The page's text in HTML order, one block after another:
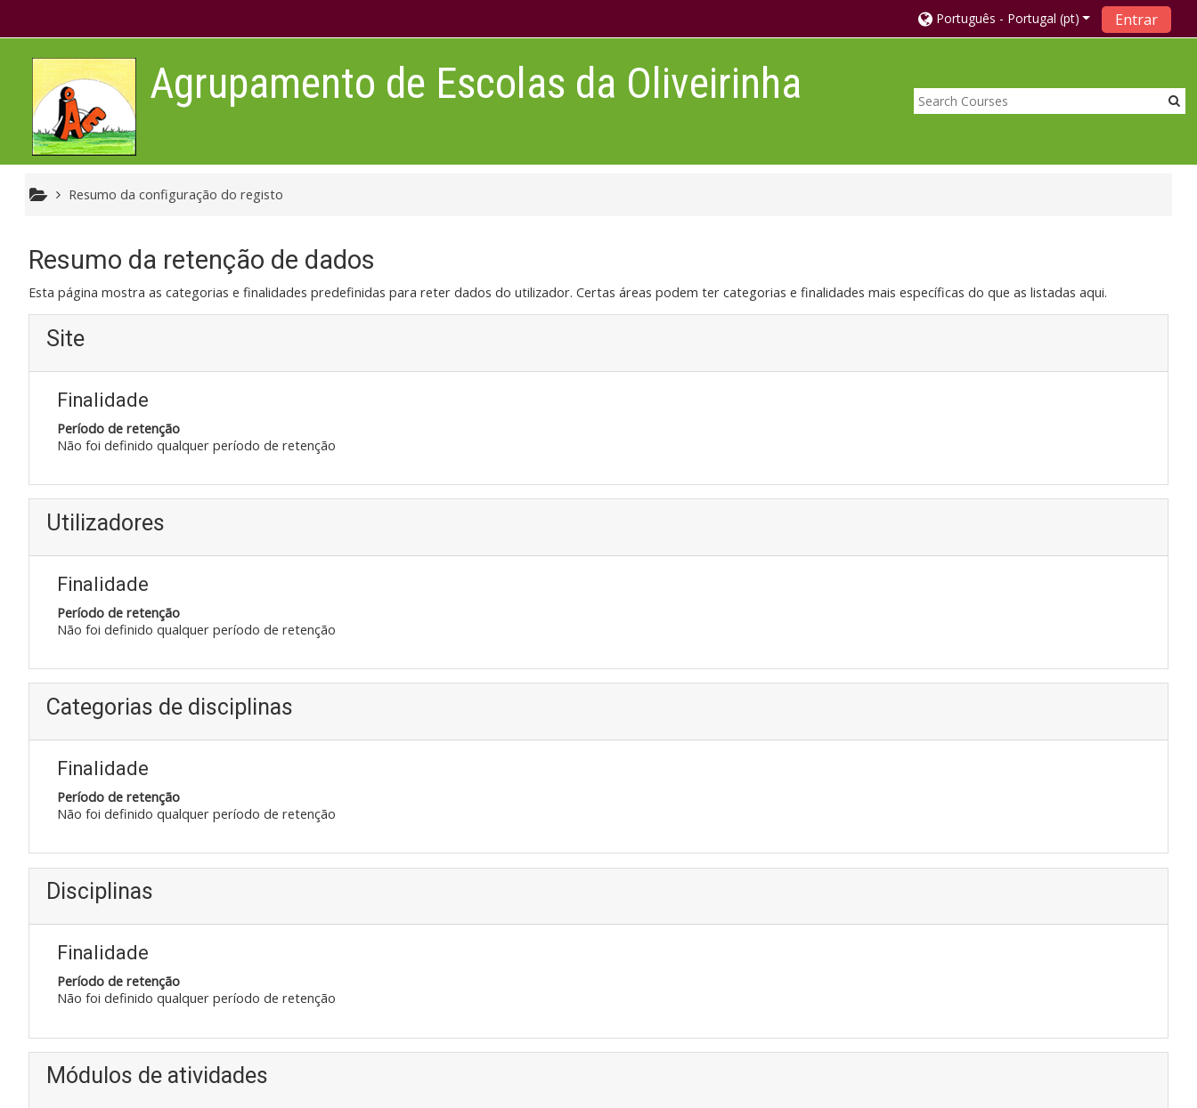
Português - Portugal ‎(pt)‎ Entrar
Agrupamento de Escolas da Oliveirinha
Resumo da configuração do registo
Resumo da retenção de dados
Esta página mostra as categorias e finalidades predefinidas para reter dados do utilizador. Certas áreas podem ter categorias e finalidades mais específicas do que as listadas aqui.
Site
Finalidade
Período de retenção
Não foi definido qualquer período de retenção
Utilizadores
Finalidade
Período de retenção
Não foi definido qualquer período de retenção
Categorias de disciplinas
Finalidade
Período de retenção
Não foi definido qualquer período de retenção
Disciplinas
Finalidade
Período de retenção
Não foi definido qualquer período de retenção
Módulos de atividades